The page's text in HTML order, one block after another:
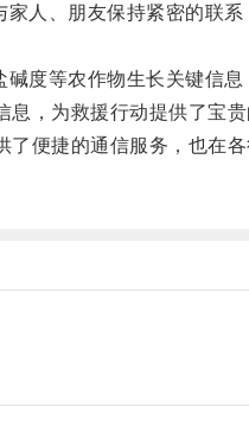
、朋友保持紧密的联系
等农作物生长关键信息
，为救援行动提供了宝贵
捷的通信服务，也在各